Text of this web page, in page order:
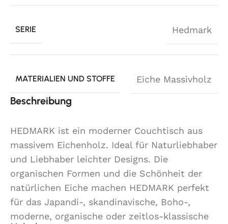
SERIE Hedmark
MATERIALIEN UND STOFFE Eiche Massivholz
Beschreibung
HEDMARK ist ein moderner Couchtisch aus
massivem Eichenholz. Ideal für Naturliebhaber
und Liebhaber leichter Designs. Die
organischen Formen und die Schönheit der
natürlichen Eiche machen HEDMARK perfekt
für das Japandi-, skandinavische, Boho-,
moderne, organische oder zeitlos-klassische